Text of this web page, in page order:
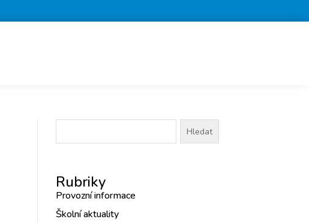
Vyhledávání
Rubriky
Provozní informace
Školní aktuality